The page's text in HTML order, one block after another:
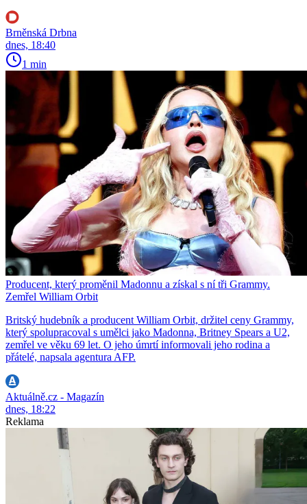
Brněnská Drbna
dnes, 18:40
1 min
Producent, který proměnil Madonnu a získal s ní tři Grammy.
Zemřel William Orbit
Britský hudebník a producent William Orbit, držitel ceny Grammy,
který spolupracoval s umělci jako Madonna, Britney Spears a U2,
zemřel ve věku 69 let. O jeho úmrtí informovali jeho rodina a
přátelé, napsala agentura AFP.
Aktuálně.cz - Magazín
dnes, 18:22
Reklama